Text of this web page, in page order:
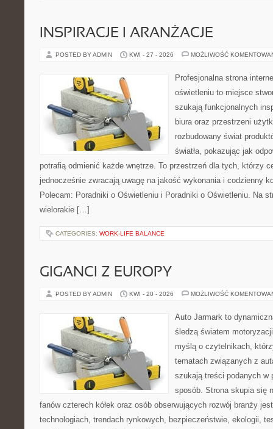
INSPIRACJE I ARANŻACJE
POSTED BY ADMIN KWI - 27 - 2026 MOŻLIWOŚĆ
Profesjonalna strona
oświetleniu to miejsce
szukają funkcjonalnych
biura oraz przestrzeni
rozbudowany świat
światła, pokazując jak
potrafią odmienić każde wnętrze. To przestrzeń dla tych, którzy
jednocześnie zwracają uwagę na jakość wykonania i codzienny
Polecam: Poradniki o Oświetleniu i Poradniki o Oświetleniu. Na
wielorakie […]
CATEGORIES: WORK-LIFE BALANCE
GIGANCI Z EUROPY
POSTED BY ADMIN KWI - 20 - 2026 MOŻLIWOŚĆ
Auto Jarmark to
śledzą światem
myślą o czytelnikach,
tematach związanych z
szukają treści podanych w
sposób. Strona skupia się
fanów czterech kółek oraz osób obserwujących rozwój branży
technologiach, trendach rynkowych, bezpieczeństwie, ekologii,